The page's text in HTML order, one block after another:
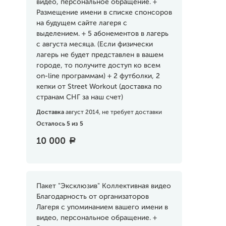
видео, персональное обращение. +
Размещение имени в списке спонсоров
на будущем сайте лагеря с
выделением. + 5 абонементов в лагерь
с августа месяца. (Если физически
лагерь не будет представлен в вашем
городе, то получите доступ ко всем
on-line программам) + 2 футболки, 2
кепки от Street Workout (доставка по
странам СНГ за наш счет)
Доставка август 2014, не требует доставки
Осталось 5 из 5
10 000 a
Пакет "Эксклюзив" Коллективная видео
Благодарность от организаторов
Лагеря с упоминанием вашего имени в
видео, персональное обращение. +